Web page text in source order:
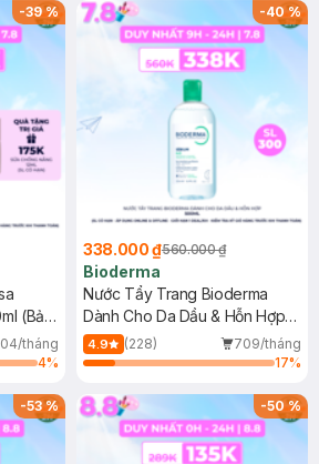
(SL có hạn)
-39%
(Bản
tháng
4%
-40%
338.000 ₫560.000 ₫
Bioderma
Nước Tẩy Trang Bioderma
Dành Cho Da Dầu & Hỗn Hợp
500ml
4.9 (228)
709/tháng
17%
-53% -50%